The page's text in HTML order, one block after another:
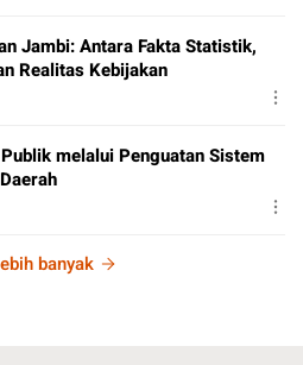
Jambi: Antara Fakta Statistik,
Realitas Kebijakan
melalui Penguatan Sistem
banyak